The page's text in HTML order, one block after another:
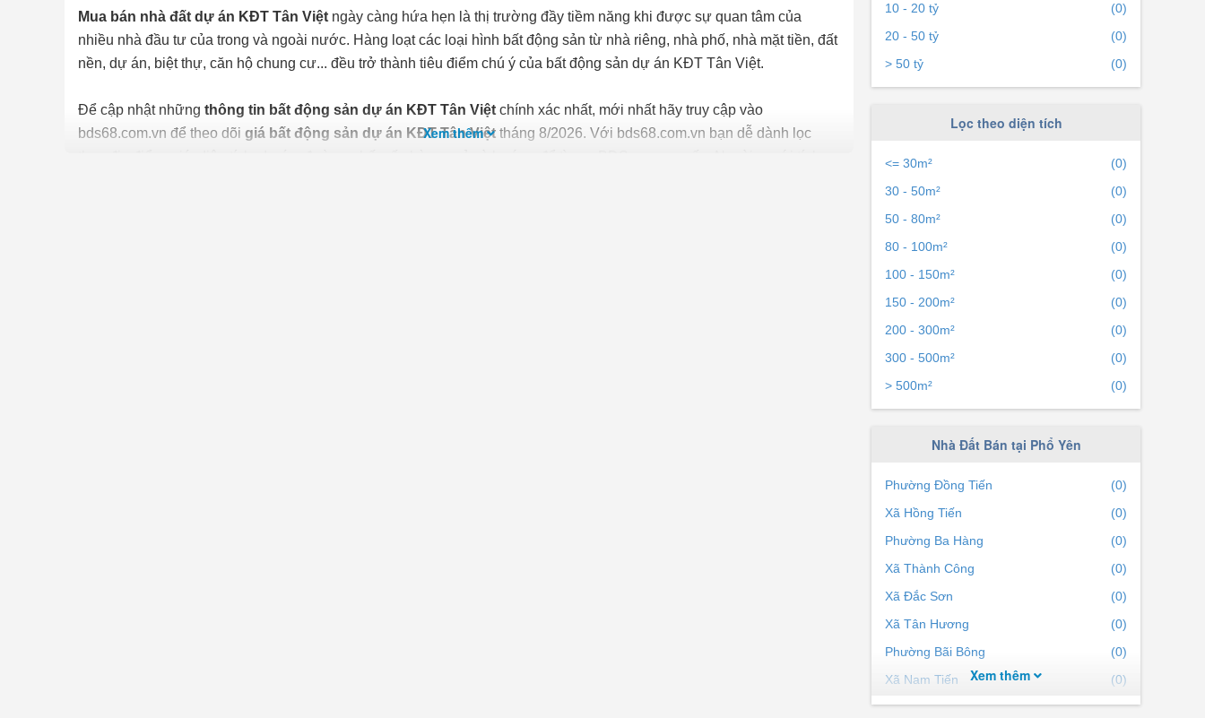
Mua bán nhà đất dự án KĐT Tân Việt ngày càng hứa hẹn là thị trường đầy tiềm năng khi được sự quan tâm của
nhiều nhà đầu tư của trong và ngoài nước. Hàng loạt các loại hình bất động sản từ nhà riêng, nhà phố, nhà mặt tiền, đất
nền, dự án, biệt thự, căn hộ chung cư... đều trở thành tiêu điểm chú ý của bất động sản dự án KĐT Tân Việt.
Để cập nhật những thông tin bất động sản dự án KĐT Tân Việt chính xác nhất, mới nhất hãy truy cập vào
bds68.com.vn để theo dõi giá bất động sản dự án KĐT Tân Việt tháng 8/2026. Với bds68.com.vn bạn dễ dành lọc
Xem thêm
10 - 20 tỷ
(0)
20 - 50 tỷ
(0)
> 50 tỷ
(0)
Lọc theo diện tích
<= 30m²
(0)
30 - 50m²
(0)
50 - 80m²
(0)
80 - 100m²
(0)
100 - 150m²
(0)
150 - 200m²
(0)
200 - 300m²
(0)
300 - 500m²
(0)
> 500m²
(0)
Nhà Đất Bán tại Phổ Yên
Phường Đồng Tiến
(0)
Xã Hồng Tiến
(0)
Phường Ba Hàng
(0)
Xã Thành Công
(0)
Xã Đắc Sơn
(0)
Xã Tân Hương
(0)
Phường Bãi Bông
(0)
Xã Nam Tiến
(0)
Xã Tiên Phong
(0)
Xem thêm